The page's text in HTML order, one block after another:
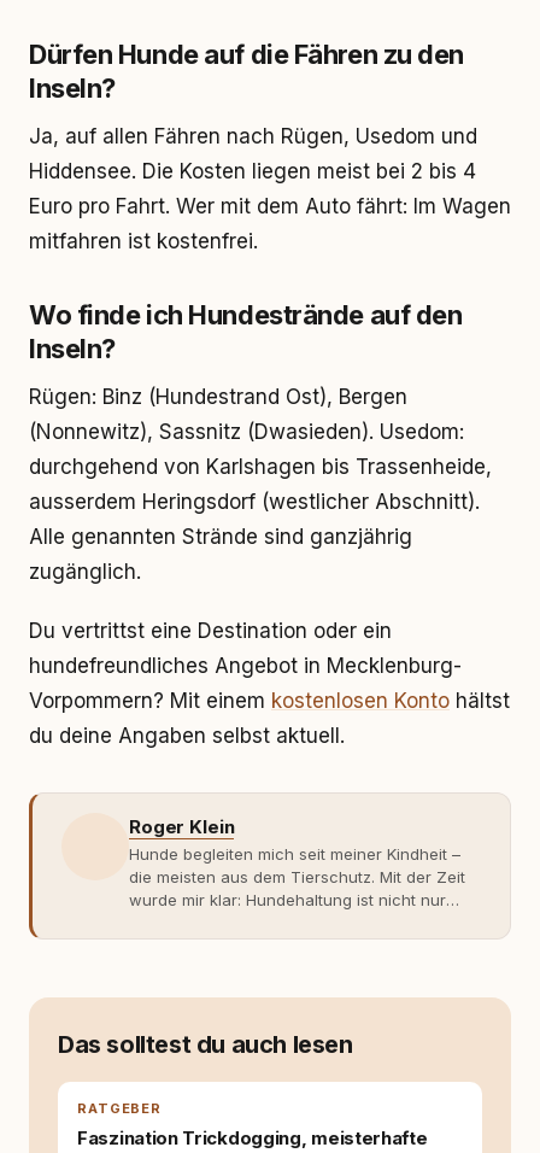
Dürfen Hunde auf die Fähren zu den
Inseln?
Ja, auf allen Fähren nach Rügen, Usedom und
Hiddensee. Die Kosten liegen meist bei 2 bis 4
Euro pro Fahrt. Wer mit dem Auto fährt: Im Wagen
mitfahren ist kostenfrei.
Wo finde ich Hundestrände auf den
Inseln?
Rügen: Binz (Hundestrand Ost), Bergen
(Nonnewitz), Sassnitz (Dwasieden). Usedom:
durchgehend von Karlshagen bis Trassenheide,
ausserdem Heringsdorf (westlicher Abschnitt).
Alle genannten Strände sind ganzjährig
zugänglich.
Du vertrittst eine Destination oder ein
hundefreundliches Angebot in Mecklenburg-
Vorpommern? Mit einem kostenlosen Konto hältst
du deine Angaben selbst aktuell.
Roger Klein
Hunde begleiten mich seit meiner Kindheit –
die meisten aus dem Tierschutz. Mit der Zeit
wurde mir klar: Hundehaltung ist nicht nur
Fachwissen. Der Wendepunkt kam mit meinem
moderner Hundeerziehung
entsteht echte Bindung dort, wo Verständnis
Wissen ersetzt – nicht umgekehrt. Aus dieser
Entwicklung entstand rundum.dog – ein
Das solltest du auch lesen
RATGEBER
Faszination Trickdogging, meisterhafte